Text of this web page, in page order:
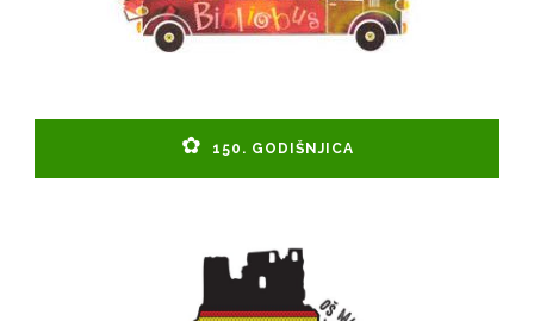
150. GODIŠNJICA